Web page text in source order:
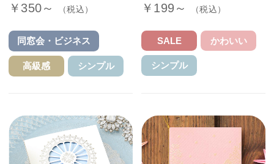
￥350～ （税込）
同窓会・ビジネス
高級感 シンプル
￥199～ （税込）
SALE かわいい
シンプル